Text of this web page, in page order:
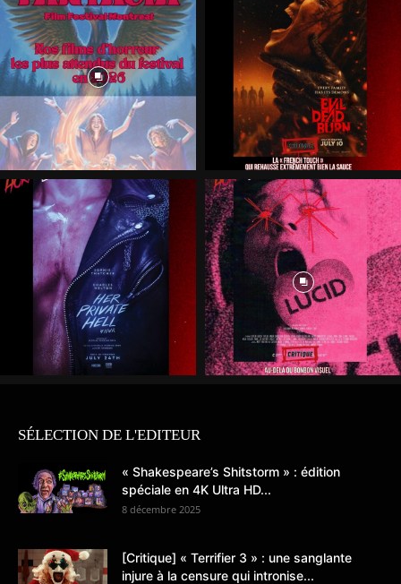
SÉLECTION DE L'EDITEUR
« Shakespeare’s Shitstorm » : édition
spéciale en 4K Ultra HD...
8 décembre 2025
[Critique] « Terrifier 3 » : une sanglante
injure à la censure qui intronise...